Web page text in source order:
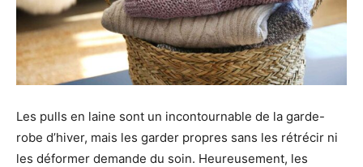
Les pulls en laine sont un incontournable de la garde-
robe d’hiver, mais les garder propres sans les rétrécir ni
les déformer demande du soin. Heureusement, les